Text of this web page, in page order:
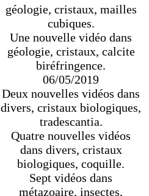
géologie, cristaux, mailles
cubiques.
Une nouvelle vidéo dans
géologie, cristaux, calcite
biréfringence.
06/05/2019
Deux nouvelles vidéos dans
divers, cristaux biologiques,
tradescantia.
Quatre nouvelles vidéos
dans divers, cristaux
biologiques, coquille.
Sept vidéos dans
métazoaire, insectes,